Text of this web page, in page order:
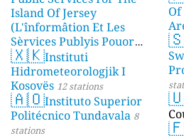
Island Of Jersey
(L'înformâtion Et Les
Sèrvices Publyis Pouor
I'Île Dé Jèrri) 2 stations
🇽🇰Instituti
Hidrometeorologjik I
Kosovës 12 stations
🇦🇴Instituto Superior
Politécnico Tundavala 8
stations